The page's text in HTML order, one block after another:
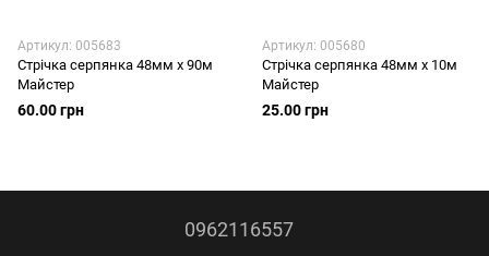
Артикул: 005683
Стрічка серпянка 48мм х 90м
Майстер
60.00 грн
Артикул: 005680
Стрічка серпянка 48мм х 10м
Майстер
25.00 грн
0962116557